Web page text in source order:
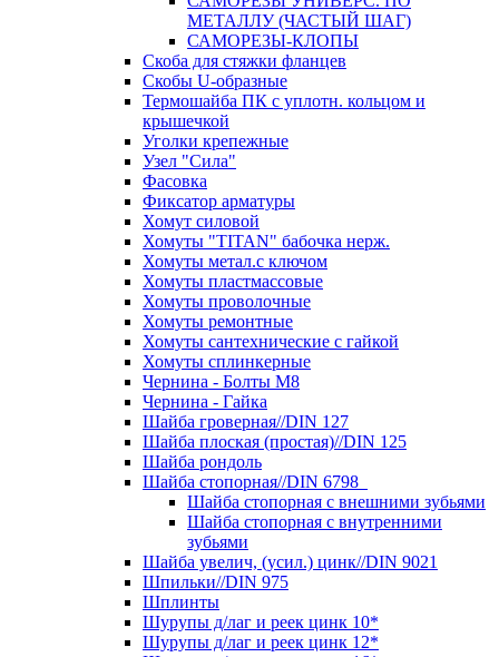
МЕТАЛЛУ (ЧАСТЫЙ ШАГ)
САМОРЕЗЫ-КЛОПЫ
Скоба для стяжки фланцев
Скобы U-образные
Термошайба ПК с уплотн. кольцом и
крышечкой
Уголки крепежные
Узел "Сила"
Фасовка
Фиксатор арматуры
Хомут силовой
Хомуты "TITAN" бабочка нерж.
Хомуты метал.с ключом
Хомуты пластмассовые
Хомуты проволочные
Хомуты ремонтные
Хомуты сантехнические с гайкой
Хомуты сплинкерные
Чернина - Болты М8
Чернина - Гайка
Шайба гроверная//DIN 127
Шайба плоская (простая)//DIN 125
Шайба рондоль
Шайба стопорная//DIN 6798
Шайба стопорная с внешними зубьями
Шайба стопорная с внутренними
зубьями
Шайба увелич, (усил.) цинк//DIN 9021
Шпильки//DIN 975
Шплинты
Шурупы д/лаг и реек цинк 10*
Шурупы д/лаг и реек цинк 12*